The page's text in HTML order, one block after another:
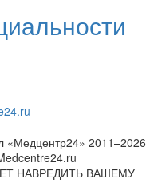
«Медцентр24» 2011–2026
НАВРЕДИТЬ ВАШЕМУ